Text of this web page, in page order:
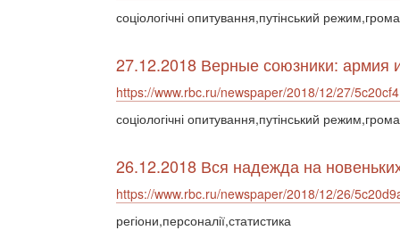
соціологічні опитування,путінський
27.12.2018 Верные союзники: армия
https://www.rbc.ru/newspaper/2018/12/27/
соціологічні опитування,путінський
26.12.2018 Вся надежда на
https://www.rbc.ru/newspaper/2018/12/26/
регіони,персоналії,статистика